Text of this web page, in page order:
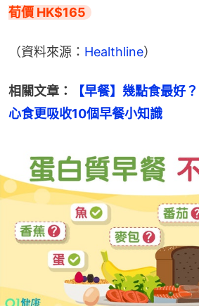
荀價 HK$165
（資料來源： Healthline）
相關文章：
【早餐】幾點食最好
心食更吸收10個早餐小知識